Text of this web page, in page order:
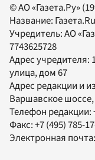
© АО «Газета.Ру»
Название: Газета.Ru
Учредитель:АО
7743625728
Адрес учредителя:
улица, дом 67
Адрес редакции и
Варшавское шоссе,
Телефон редакции:
Факс:+7 (495) 785-
Электронная почта: